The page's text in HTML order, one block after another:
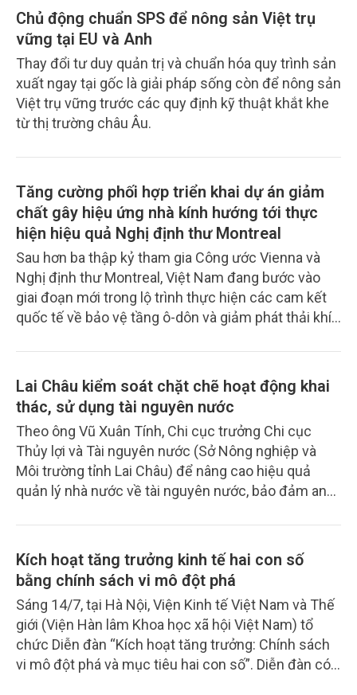
nguồn lực cho giai đoạn 2026-2030. Đây là nội dung
trọng tâm được thảo luận tại Hội thảo "Chuyển đổi
hệ thống lương thực thực phẩm ở Việt Nam trong
tiến trình toàn cầu: Hài hòa các ưu tiên, thúc đẩy
hợp tác và triển khai thực hiện", diễn ra trong 02
ngày 28-29/7 tại Hà Nội.
Chủ động chuẩn SPS để nông sản Việt trụ
vững tại EU và Anh
Thay đổi tư duy quản trị và chuẩn hóa quy trình sản
xuất ngay tại gốc là giải pháp sống còn để nông sản
Việt trụ vững trước các quy định kỹ thuật khắt khe
từ thị trường châu Âu.
Tăng cường phối hợp triển khai dự án giảm
chất gây hiệu ứng nhà kính hướng tới thực
hiện hiệu quả Nghị định thư Montreal
Sau hơn ba thập kỷ tham gia Công ước Vienna và
Nghị định thư Montreal, Việt Nam đang bước vào
giai đoạn mới trong lộ trình thực hiện các cam kết
quốc tế về bảo vệ tầng ô-dôn và giảm phát thải khí
HCFC, giảm tiêu thụ HFC theo Bản sửa đổi Kigali
không chỉ đòi hỏi chuyển đổi công nghệ mà còn đặt
ra yêu cầu tăng cường năng lực quản lý, đào tạo
nguồn nhân lực và phối hợp chặt chẽ giữa các cơ
quan quản lý, tổ chức quốc tế và cộng đồng doanh
nghiệp.
Lai Châu kiểm soát chặt chẽ hoạt động khai
thác, sử dụng tài nguyên nước
Theo ông Vũ Xuân Tính, Chi cục trưởng Chi cục
Thủy lợi và Tài nguyên nước (Sở Nông nghiệp và
Môi trường tỉnh Lai Châu) để nâng cao hiệu quả
quản lý nhà nước về tài nguyên nước, bảo đảm an
quy hoạch, kế hoạch, điều tra cơ bản, bảo vệ nguồn
nước và kiểm soát chặt chẽ hoạt động khai thác, sử
dụng tài nguyên nước theo quy định.
Kích hoạt tăng trưởng kinh tế hai con số
bằng chính sách vi mô đột phá
Sáng 14/7, tại Hà Nội, Viện Kinh tế Việt Nam và Thế
giới (Viện Hàn lâm Khoa học xã hội Việt Nam) tổ
chức Diễn đàn “Kích hoạt tăng trưởng: Chính sách
vi mô đột phá và mục tiêu hai con số”. Diễn đàn có